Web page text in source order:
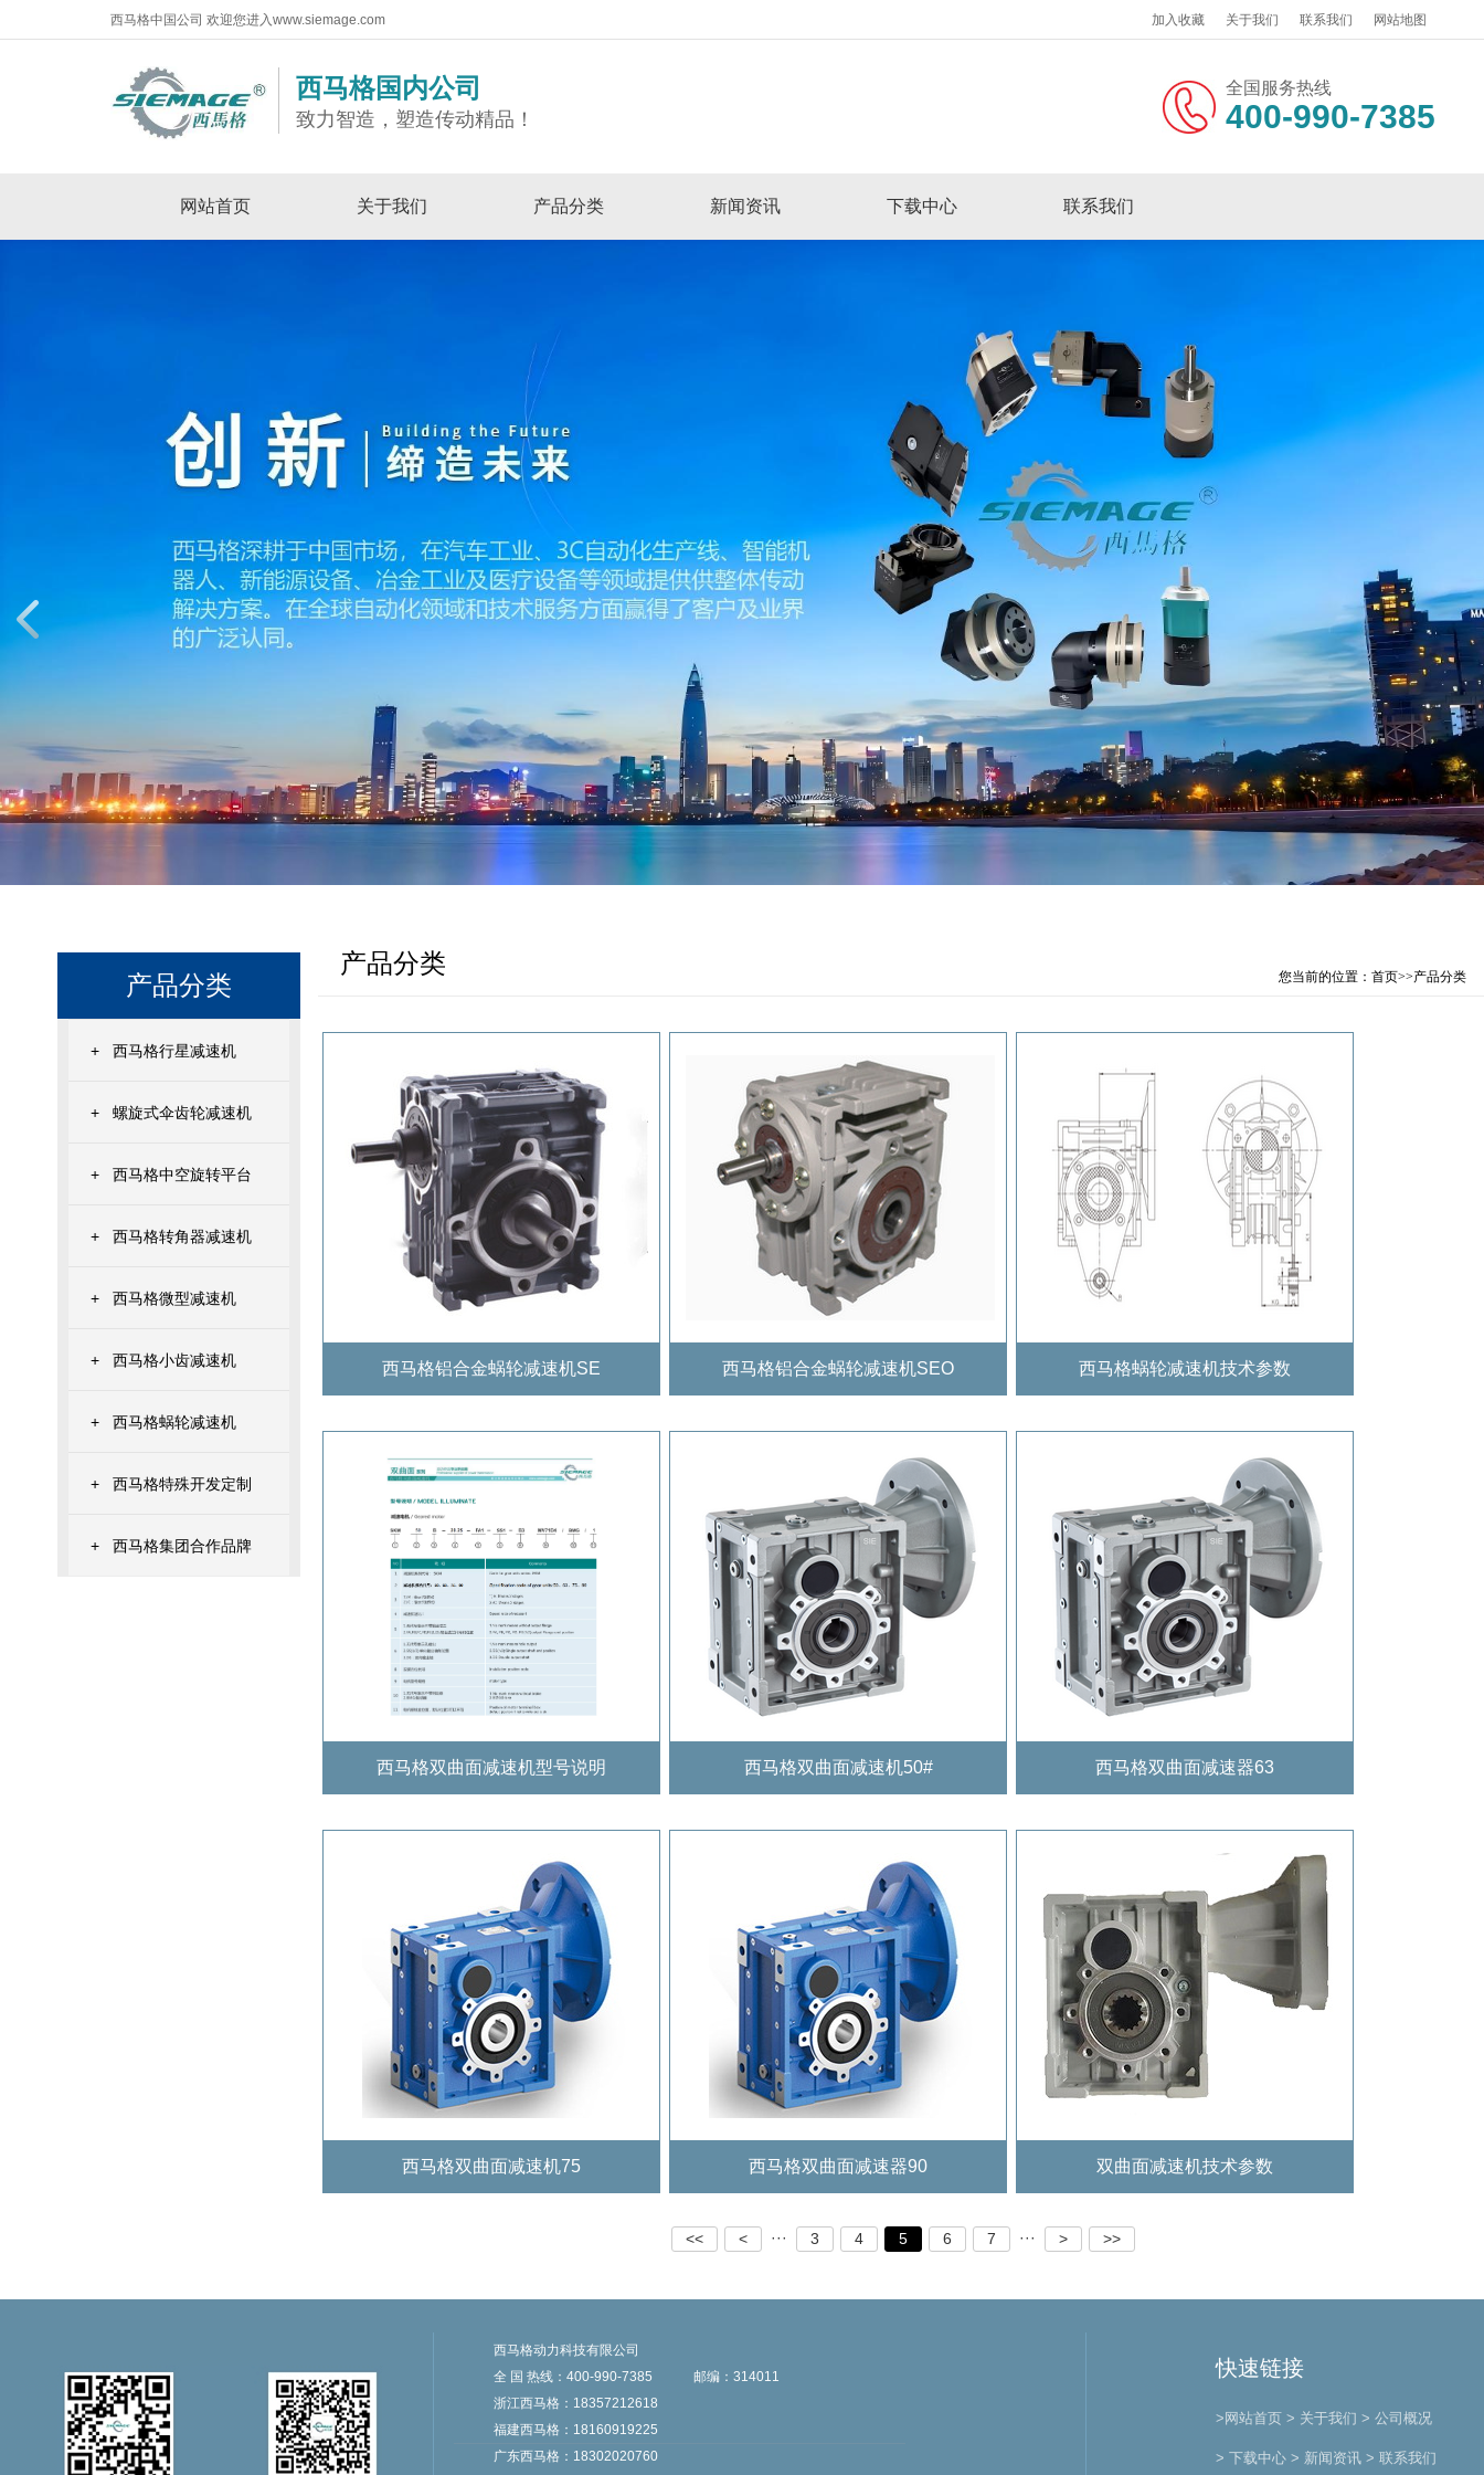
西马格中国公司 欢迎您进入www.siemage.com 加入收藏 关于我们 联系我们 网站地图
西马格国内公司
致力智造，塑造传动精品！
全国服务热线
400-990-7385
网站首页 关于我们 产品分类 新闻资讯 下载中心 联系我们
产品分类
+ 西马格行星减速机
+ 螺旋式伞齿轮减速机
+ 西马格中空旋转平台
+ 西马格转角器减速机
+ 西马格微型减速机
+ 西马格小齿减速机
+ 西马格蜗轮减速机
+ 西马格特殊开发定制
+ 西马格集团合作品牌
产品分类 您当前的位置： 首页>>产品分类
西马格铝合金蜗轮减速机SE 西马格铝合金蜗轮减速机SEO 西马格蜗轮减速机技术参数
西马格双曲面减速机型号说明 西马格双曲面减速机50# 西马格双曲面减速器63
西马格双曲面减速机75 西马格双曲面减速器90 双曲面减速机技术参数
<< < ··· 3 4 5 6 7 ··· > >>
西马格动力科技有限公司
全 国 热线：400-990-7385
邮编：314011
浙江西马格：18357212618
福建西马格：18160919225
广东西马格：18302020760
快速链接
>网站首页 > 关于我们 > 公司概况
> 下载中心 > 新闻资讯 > 联系我们